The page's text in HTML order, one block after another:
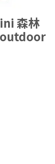
森林
outdoor